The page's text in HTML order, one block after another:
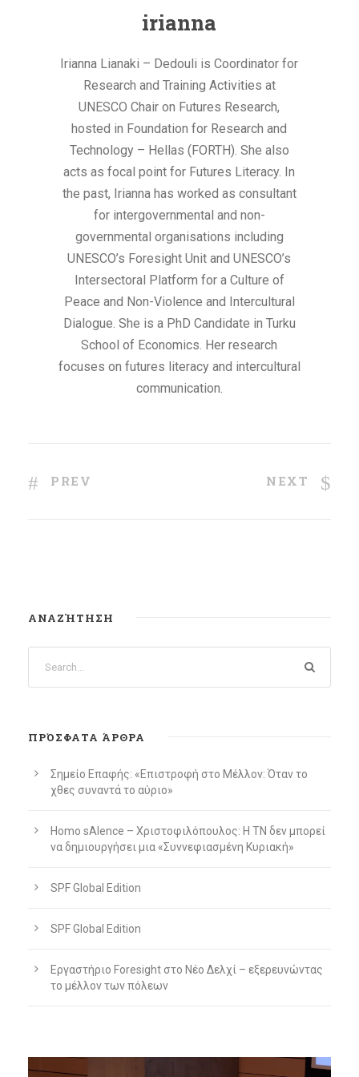
irianna
Irianna Lianaki – Dedouli is Coordinator for
Research and Training Activities at
UNESCO Chair on Futures Research,
hosted in Foundation for Research and
Technology – Hellas (FORTH). She also
acts as focal point for Futures Literacy. In
the past, Irianna has worked as consultant
for intergovernmental and non-
governmental organisations including
UNESCO’s Foresight Unit and UNESCO’s
Intersectoral Platform for a Culture of
Peace and Non-Violence and Intercultural
Dialogue. She is a PhD Candidate in Turku
School of Economics. Her research
focuses on futures literacy and intercultural
communication.
PREV NEXT
ΑΝΑΖΉΤΗΣΗ
ΠΡΌΣΦΑΤΑ ΆΡΘΡΑ
Σημείο Επαφής: «Επιστροφή στο Μέλλον: Όταν το
χθες συναντά το αύριο»
Homo sAIence – Χριστοφιλόπουλος: Η ΤΝ δεν μπορεί
να δημιουργήσει μια «Συννεφιασμένη Κυριακή»
SPF Global Edition
SPF Global Edition
Εργαστήριο Foresight στο Νέο Δελχί – εξερευνώντας
το μέλλον των πόλεων